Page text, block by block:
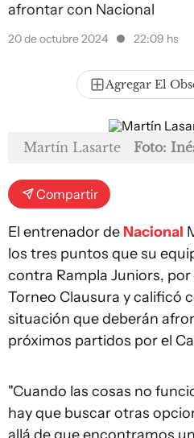
afrontar con Nacional
20 de octubre 2024 22:09 hs
Agregar El
Martín Lasarte Foto:
Compartir
El entrenador de Nacional
los tres puntos que su
contra Rampla Juniors, por
Torneo Clausura y calificó
situación que deberán
próximos partidos por el
"Cuando las cosas no
hay que buscar otras